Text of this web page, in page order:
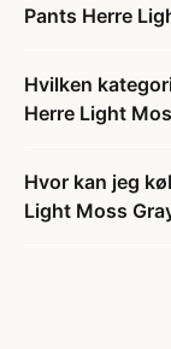
Pants Herre
Hvilken
Herre Light
Hvor kan jeg
Light Moss